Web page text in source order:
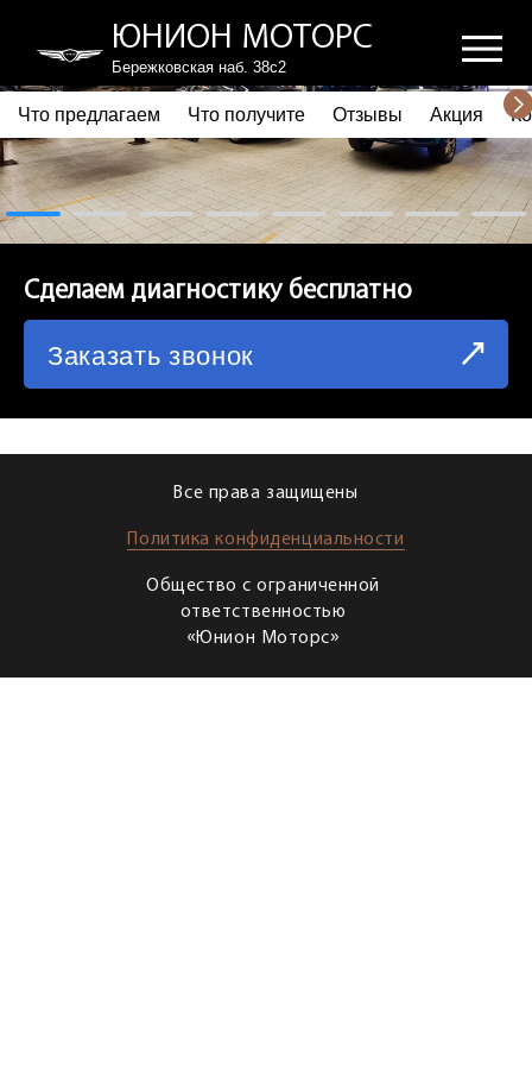
ЮНИОН МОТОРС
Бережковская наб. 38с2
ПОЧЕМУ ВЫБИРАЮТ НАС
ЧТО ПРЕДЛАГАЕМ
ЧТО ПОЛУЧИТЕ
СХЕМА ПРОЕЗДА
Что предлагаем Что получите Отзывы Акция
Сделаем диагностику бесплатно
Заказать звонок
Все права защищены
Политика конфиденциальности
Общество с ограниченной
ответственностью
«Юнион Моторс»